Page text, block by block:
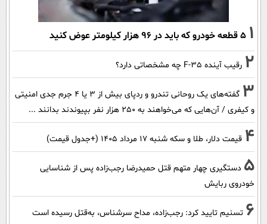
1 ۵ قطعه خودرو که باید در ۹۶ هزار کیلومتر عوض کنید
2 رقیب آینده F-35 چه مشخصاتی دارد؟
3
گفته‌های یک روحانی تندرو و ردپای بیش از ۳ یا ۴ جرم جدی امنیتی
و کیفری / آن‌هایی که می‌خواهند به ۲۵۰ هزار نفر بپیوندند بدانند ...
4 قیمت دلار، طلا و سکه شنبه ۱۷ مرداد ۱۴۰۵ (+جدول قیمت)
5 دستگیری چهار متهم قتل حمیدرضا رجب‌زاده پس از شناسایی
خودروی ربایش
6 تسنیم تایید کرد: رجب‌زاده، مداح سرشناس، به‌قتل رسیده است